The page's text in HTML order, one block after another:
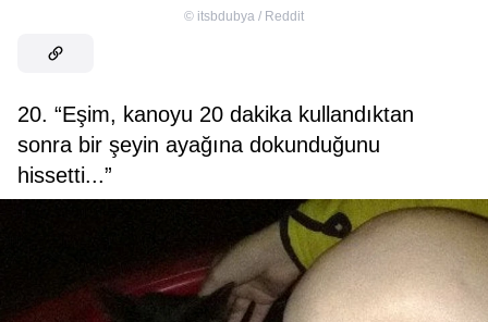
© itsbdubya / Reddit
20. “Eşim, kanoyu 20 dakika kullandıktan
sonra bir şeyin ayağına dokunduğunu
hissetti...”